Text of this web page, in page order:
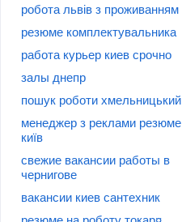
робота львів з проживанням
резюме комплектувальника
работа курьер киев срочно
залы днепр
пошук роботи хмельницький
менеджер з реклами резюме
київ
свежие вакансии работы в
чернигове
вакансии киев сантехник